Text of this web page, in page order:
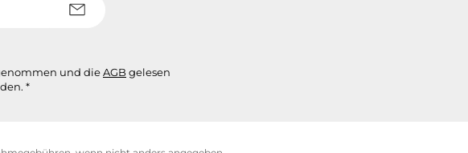
und dieAGB gelesen
*